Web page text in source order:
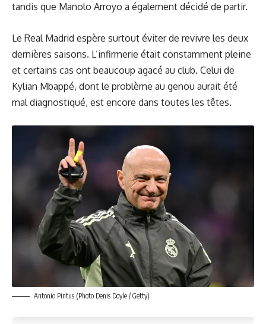
tandis que Manolo Arroyo a également décidé de partir.
Le Real Madrid espère surtout éviter de revivre les deux
dernières saisons. L’infirmerie était constamment pleine
et certains cas ont beaucoup agacé au club. Celui de
Kylian Mbappé, dont le problème au genou aurait été
mal diagnostiqué, est encore dans toutes les têtes.
Antonio Pintus (Photo Denis Doyle / Getty)